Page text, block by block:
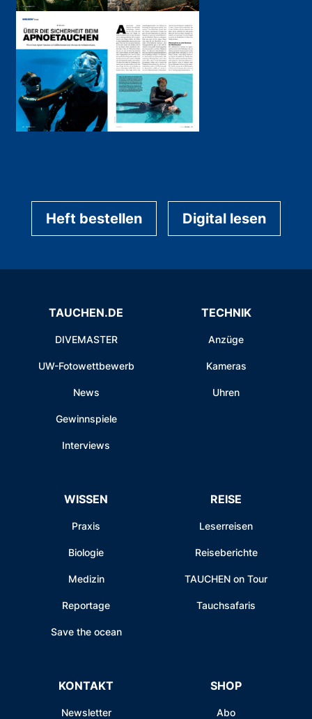
Heft bestellen Digital lesen
TAUCHEN.DE
DIVEMASTER
UW-Fotowettbewerb
News
Gewinnspiele
Interviews
TECHNIK
Anzüge
Kameras
Uhren
WISSEN
Praxis
Biologie
Medizin
Reportage
Save the ocean
REISE
Leserreisen
Reiseberichte
TAUCHEN on Tour
Tauchsafaris
KONTAKT
Newsletter
SHOP
Abo